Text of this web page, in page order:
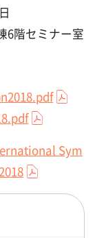
6階セミナー室
Sym